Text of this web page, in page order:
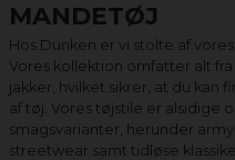
MANDETØJ
Hos Dunken er vi stolte af
Vores kollektion omfatter alt
jakker, hvilket sikrer, at du kan
af tøj. Vores tøjstile er alsidige
smagsvarianter, herunder
streetwear samt tidløse